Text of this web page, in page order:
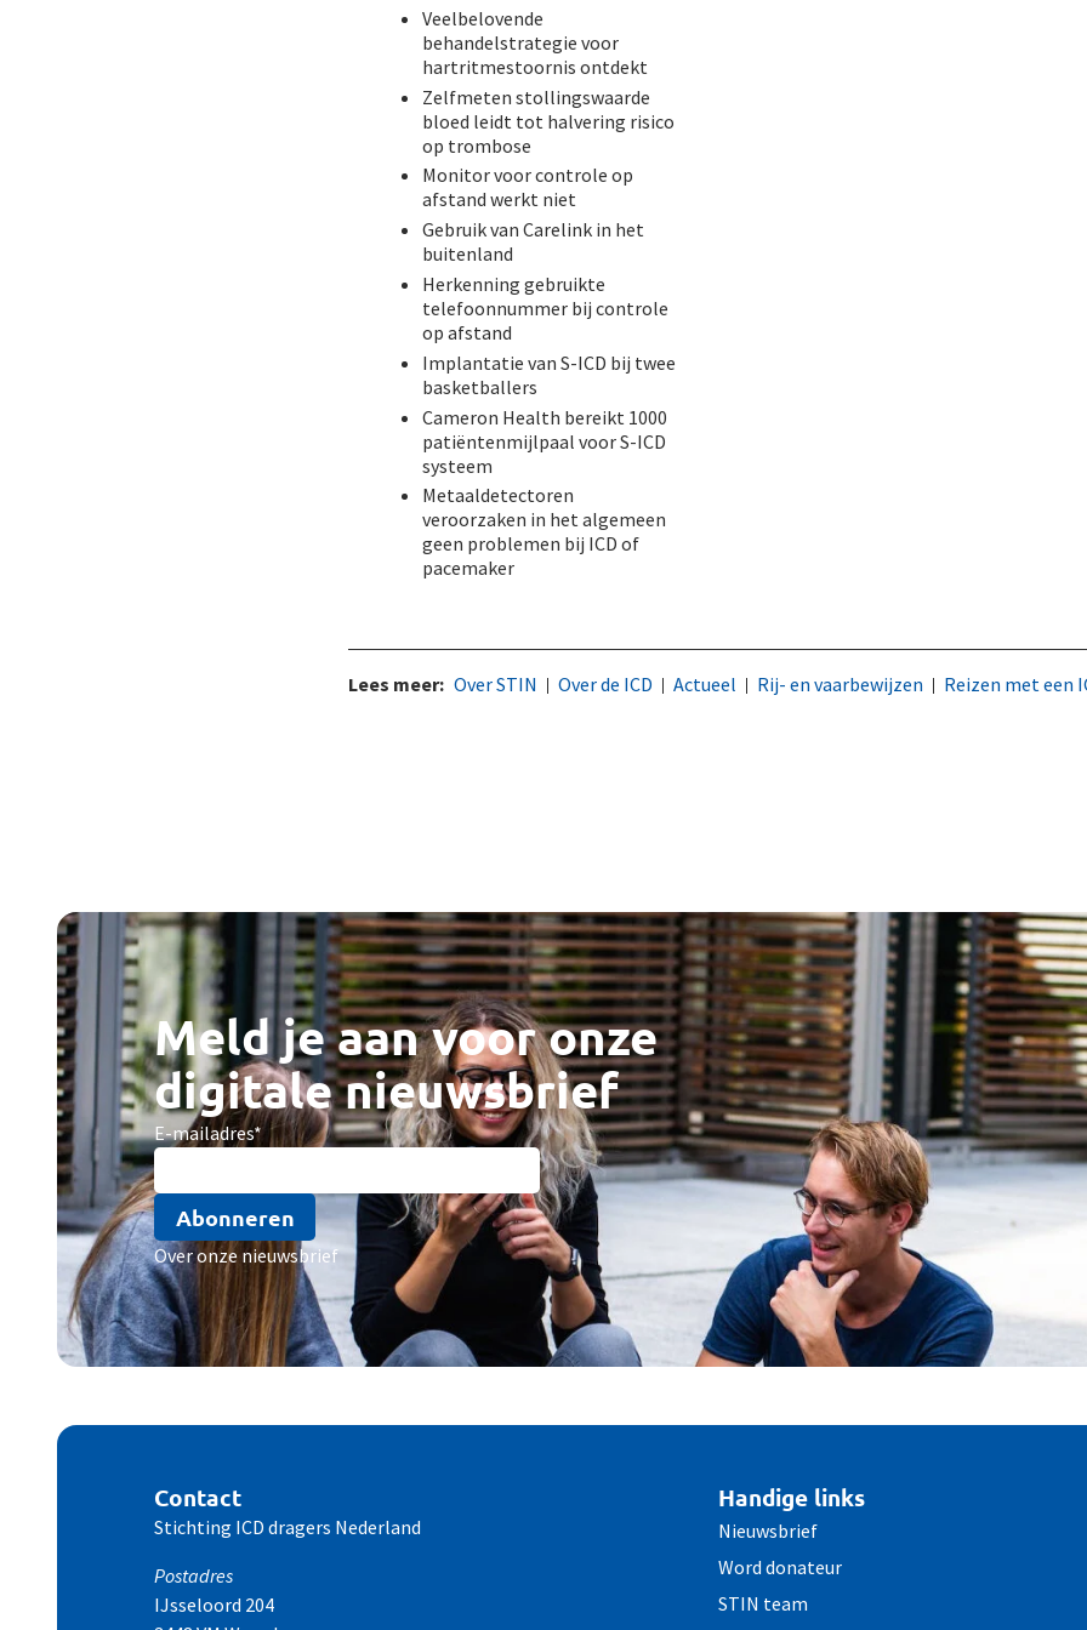
Veelbelovende
behandelstrategie voor
hartritmestoornis ontdekt
Zelfmeten stollingswaarde
bloed leidt tot halvering risico
op trombose
Monitor voor controle op
afstand werkt niet
Gebruik van Carelink in het
buitenland
Herkenning gebruikte
telefoonnummer bij controle
op afstand
Implantatie van S-ICD bij twee
basketballers
Cameron Health bereikt 1000
patiëntenmijlpaal voor S-ICD
systeem
Metaaldetectoren
veroorzaken in het algemeen
geen problemen bij ICD of
pacemaker
Lees meer: Over STIN Over de ICD Actueel Rij- en vaarbewijzen Reizen met een
Meld je aan voor onze
digitale nieuwsbrief
E-mailadres*
Abonneren
Over onze nieuwsbrief
Contact
Stichting ICD dragers Nederland
Postadres
IJsseloord 204
Handige links
Nieuwsbrief
Word donateur
STIN team